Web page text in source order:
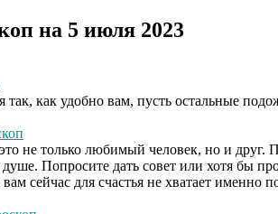
на 5 июля 2023
так, как удобно вам, пусть остальные
не только любимый человек, но и друг.
Попросите дать совет или хотя бы
вам сейчас для счастья не хватает именно